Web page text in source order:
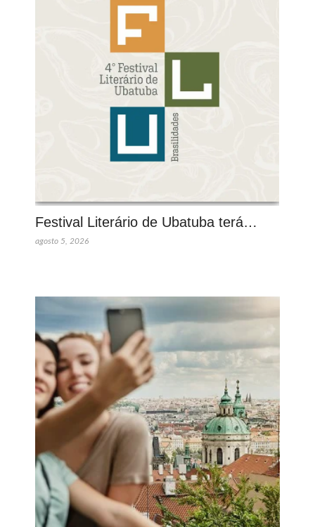
Festival Literário de Ubatuba terá…
agosto 5, 2026